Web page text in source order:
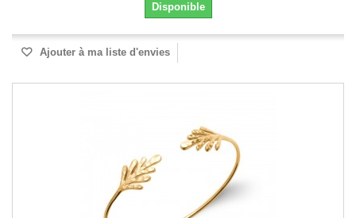
Disponible
Ajouter à ma liste d'envies